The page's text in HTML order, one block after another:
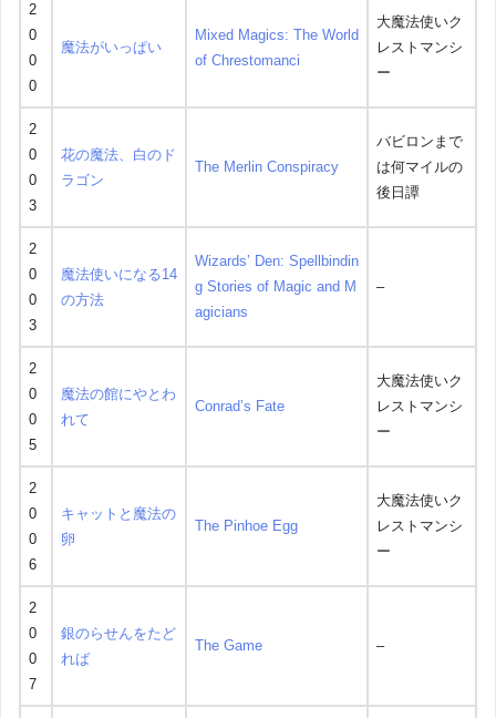
2
0
0
0
魔法がいっぱい
Mixed Magics: The World
of Chrestomanci
大魔法使いク
レストマンシ
ー
2
0
0
3
花の魔法、白のド
ラゴン
The Merlin Conspiracy
バビロンまで
は何マイルの
後日譚
2
0
0
3
魔法使いになる14
の方法
Wizards’ Den: Spellbindin
g Stories of Magic and M
agicians
–
2
0
0
5
魔法の館にやとわ
れて
Conrad’s Fate
大魔法使いク
レストマンシ
ー
2
0
0
6
キャットと魔法の
卵
The Pinhoe Egg
大魔法使いク
レストマンシ
ー
2
0
0
7
銀のらせんをたど
れば
The Game –